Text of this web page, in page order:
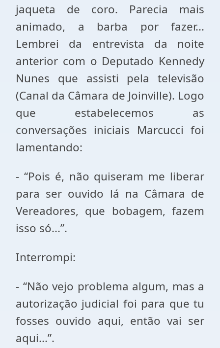
jaqueta de coro. Parecia mais
animado, a barba por fazer...
Lembrei da entrevista da noite
anterior com o Deputado Kennedy
Nunes que assisti pela televisão
(Canal da Câmara de Joinville). Logo
que estabelecemos as
conversações iniciais Marcucci foi
lamentando:
- “Pois é, não quiseram me liberar
para ser ouvido lá na Câmara de
Vereadores, que bobagem, fazem
isso só...”.
Interrompi:
- “Não vejo problema algum, mas a
autorização judicial foi para que tu
fosses ouvido aqui, então vai ser
aqui...”.